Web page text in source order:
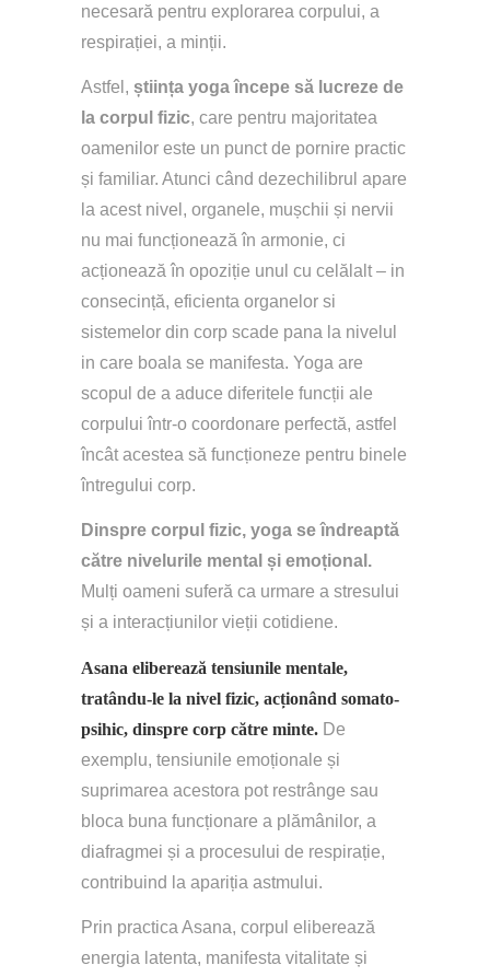
necesară pentru explorarea corpului, a
respirației, a minții.
Astfel, știința yoga începe să lucreze de
la corpul fizic, care pentru majoritatea
oamenilor este un punct de pornire practic
și familiar. Atunci când dezechilibrul apare
la acest nivel, organele, mușchii și nervii
nu mai funcționează în armonie, ci
acționează în opoziție unul cu celălalt – in
consecință, eficienta organelor si
sistemelor din corp scade pana la nivelul
in care boala se manifesta. Yoga are
scopul de a aduce diferitele funcții ale
corpului într-o coordonare perfectă, astfel
încât acestea să funcționeze pentru binele
întregului corp.
Dinspre corpul fizic, yoga se îndreaptă
Mulți oameni suferă ca urmare a stresului
și a interacțiunilor vieții cotidiene.
Asana eliberează tensiunile mentale,
tratându-le la nivel fizic, acționând somato-
psihic, dinspre corp către minte. De
exemplu, tensiunile emoționale și
suprimarea acestora pot restrânge sau
bloca buna funcționare a plămânilor, a
diafragmei și a procesului de respirație,
contribuind la apariția astmului.
Prin practica Asana, corpul eliberează
energia latenta, manifesta vitalitate și